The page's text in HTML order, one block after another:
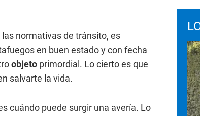
normativas de tránsito, es
en buen estado y con fecha
objeto primordial. Lo cierto es que
salvarte la vida.
cuándo puede surgir una avería. Lo